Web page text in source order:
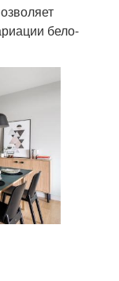
бело-